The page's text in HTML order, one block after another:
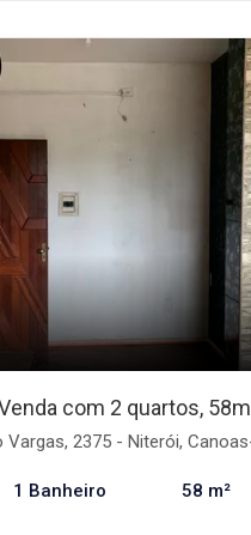
com 2 quartos,
Vargas, 2375 - Niterói,
1 Banheiro 58 m²